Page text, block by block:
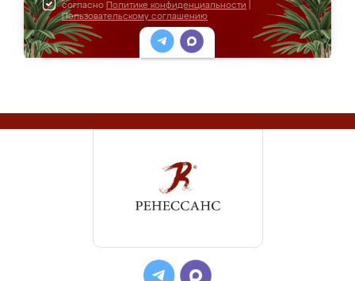
согласно Политике конфиденциальности
Пользовательскому соглашению